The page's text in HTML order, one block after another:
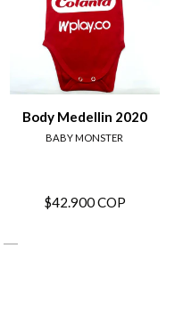
Body Medellin 2020
BABY MONSTER
$42.900 COP